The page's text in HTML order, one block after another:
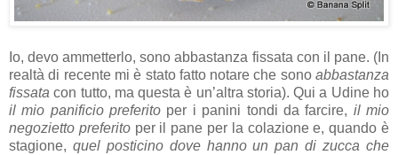
Io, devo ammetterlo, sono abbastanza fissata con il pane. (In
realtà di recente mi è stato fatto notare che sono abbastanza
fissata con tutto, ma questa è un’altra storia). Qui a Udine ho
il mio panificio preferito per i panini tondi da farcire, il mio
negozietto preferitoper il pane per la colazione e, quando è
stagione, quel posticino dove hanno un pan di zucca che